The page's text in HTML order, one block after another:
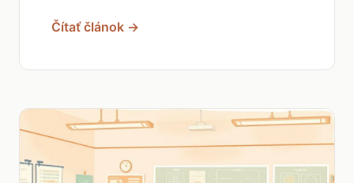
Čítať článok →